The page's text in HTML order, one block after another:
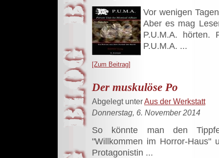
Vor wenigen
Aber es mag
P.U.M.A. hörten.
P.U.M.A. ...
[Zum Beitrag]
Der muskulöse Po
Abgelegt unterAus der Werkstatt
Donnerstag, 6. November 2014
So könnte man den
"Willkommen im Horror-Haus"
Protagonistin ...